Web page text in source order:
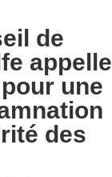
de
appelle
une
des